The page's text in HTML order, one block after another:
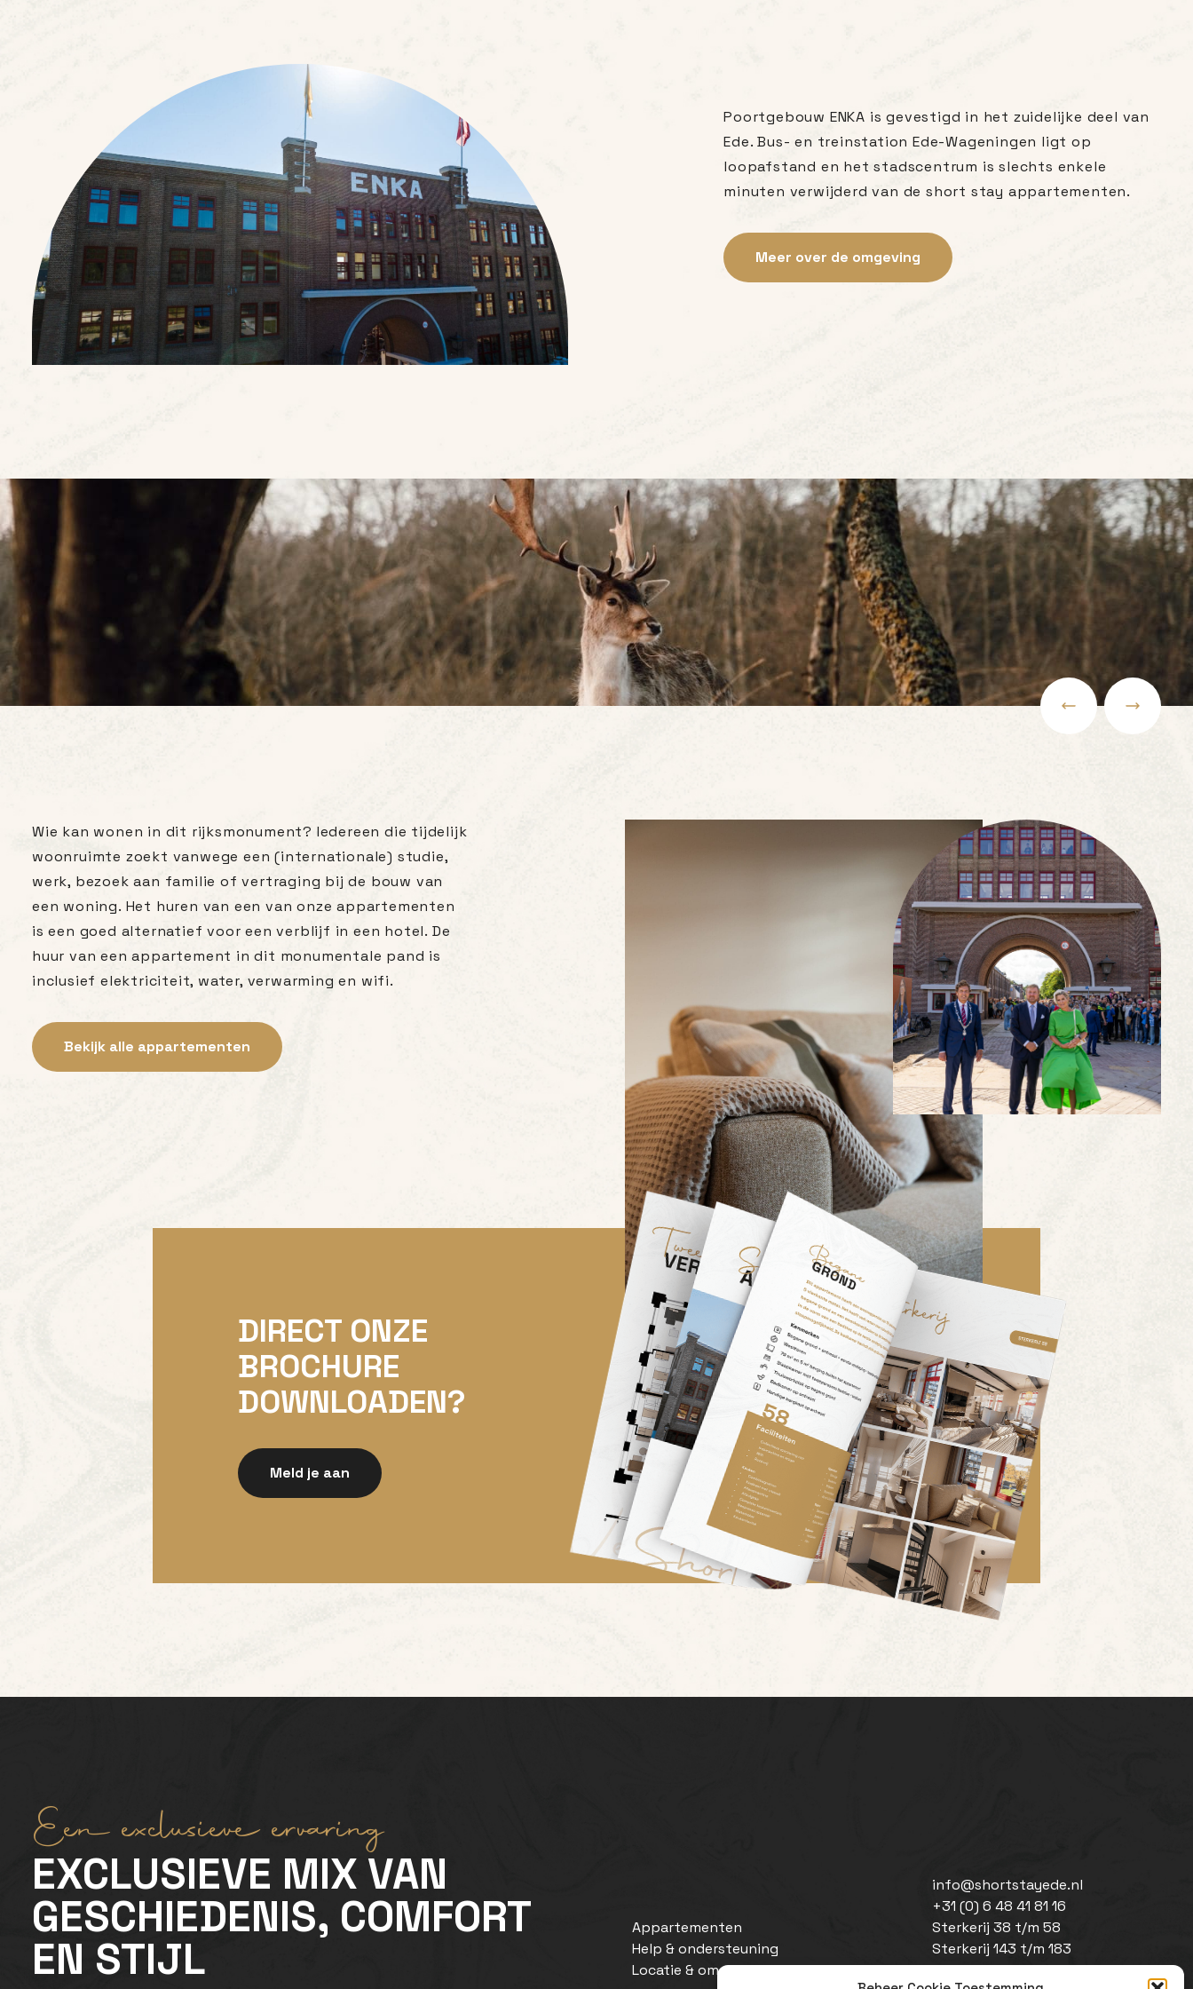
Poortgebouw ENKA is gevestigd in het zuidelijke deel van
Ede. Bus- en treinstation Ede-Wageningen ligt op
loopafstand en het stadscentrum is slechts enkele
minuten verwijderd van de short stay appartementen.
Meer over de omgeving
Wie kan wonen in dit rijksmonument? Iedereen die tijdelijk
woonruimte zoekt vanwege een (internationale) studie,
werk, bezoek aan familie of vertraging bij de bouw van
een woning. Het huren van een van onze appartementen
is een goed alternatief voor een verblijf in een hotel. De
huur van een appartement in dit monumentale pand is
inclusief elektriciteit, water, verwarming en wifi.
Bekijk alle appartementen
DIRECT ONZE
BROCHURE
DOWNLOADEN?
Meld je aan
Een exclusieve ervaring
EXCLUSIEVE MIX VAN
GESCHIEDENIS, COMFORT
EN STIJL
Appartementen
Help & ondersteuning
Locatie & omgeving
info@shortstayede.nl
+31 (0) 6 48 41 81 16
Sterkerij 38 t/m 58
Sterkerij 143 t/m 183
6717 XR Ede